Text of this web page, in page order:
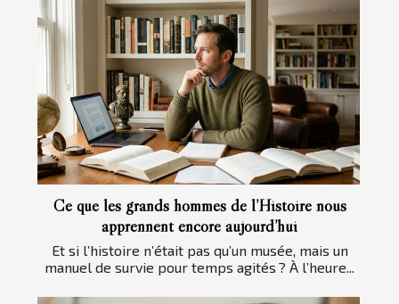
Ce que les grands hommes de l’Histoire nous
apprennent encore aujourd’hui
Et si l’histoire n’était pas qu’un musée, mais un
manuel de survie pour temps agités ? À l’heure...